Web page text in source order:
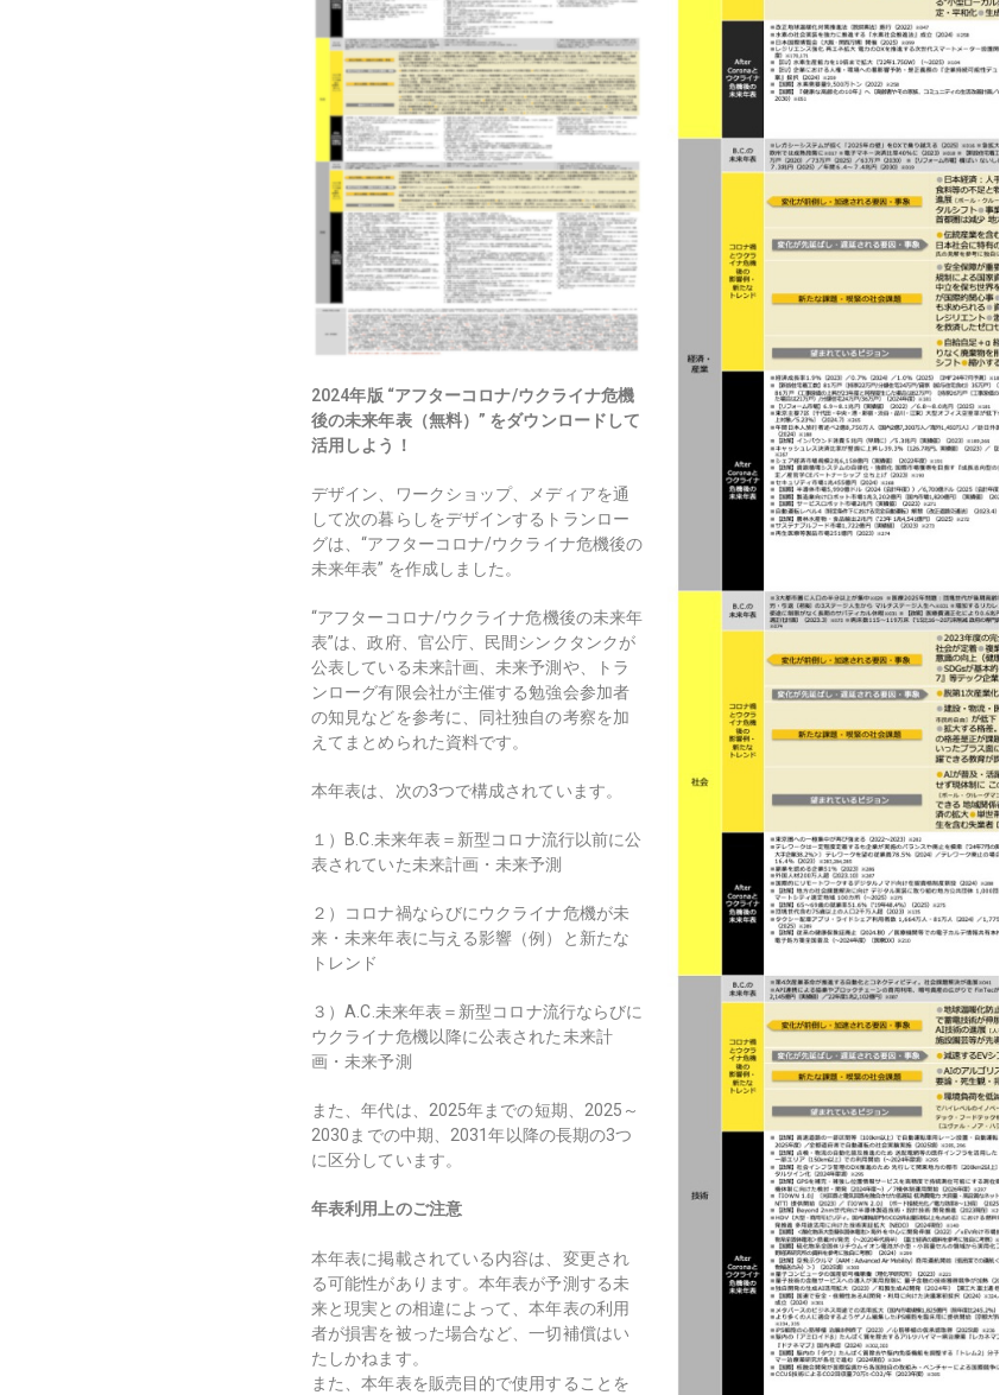
2024年版 “アフターコロナ/ウクライナ危機
後の未来年表（無料）” をダウンロードして
活用しよう！
デザイン、ワークショップ、メディアを通
して次の暮らしをデザインするトランロー
グは、“アフターコロナ/ウクライナ危機後の
未来年表” を作成しました。
“アフターコロナ/ウクライナ危機後の未来年
表”は、政府、官公庁、民間シンクタンクが
公表している未来計画、未来予測や、トラ
ンローグ有限会社が主催する勉強会参加者
の知見などを参考に、同社独自の考察を加
えてまとめられた資料です。
本年表は、次の3つで構成されています。
１） B.C.未来年表＝新型コロナ流行以前に公
表されていた未来計画・未来予測
２）コロナ禍ならびにウクライナ危機が未
来・未来年表に与える影響（例）と新たな
トレンド
３）A.C.未来年表＝新型コロナ流行ならびに
ウクライナ危機以降に公表された未来計
画・未来予測
また、年代は、2025年までの短期、2025～
2030までの中期、2031年以降の長期の3つ
に区分しています。
年表利用上のご注意
本年表に掲載されている内容は、変更され
る可能性があります。本年表が予測する未
来と現実との相違によって、本年表の利用
者が損害を被った場合など、一切補償はい
たしかねます。
また、本年表を販売目的で使用することを